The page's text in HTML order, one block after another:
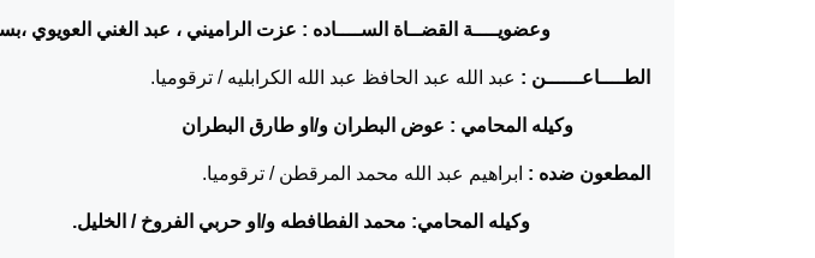
وعضويــــة القضــاة الســــاده : عزت الراميني ، عبد الغني العويوي
الطــــاعــــــن : عبد الله عبد الحافظ عبد الله الكرابليه / ترقوميا.
وكيله المحامي : عوض البطران و/او طارق البطران
المطعون ضده : ابراهيم عبد الله محمد المرقطن / ترقوميا.
وكيله المحامي: محمد الفطافطه و/او حربي الفروخ / الخليل.